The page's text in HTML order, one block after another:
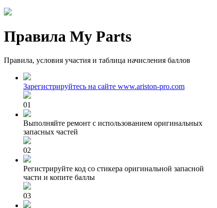
Правила My Parts
Правила, условия участия и таблица начисления баллов
Зарегистрируйтесь на сайте www.ariston-pro.com
01
Выполняйте ремонт с использованием оригинальных
запасных частей
02
Регистрируйте код со стикера оригинальной запасной
части и копите баллы
03